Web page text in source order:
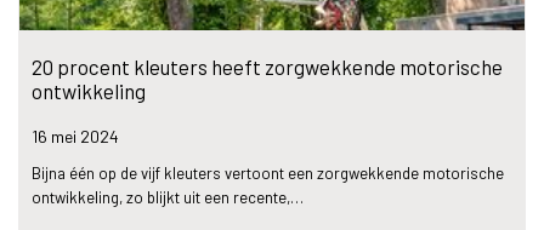
20 procent kleuters heeft zorgwekkende motorische
ontwikkeling
16 mei 2024
Bijna één op de vijf kleuters vertoont een zorgwekkende motorische
ontwikkeling, zo blijkt uit een recente,…